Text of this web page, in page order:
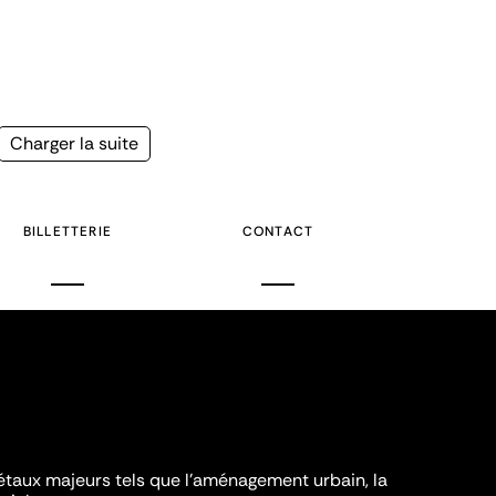
Page
Charger la suite
BILLETTERIE CONTACT
majeurs tels que l'aménagement urbain, la